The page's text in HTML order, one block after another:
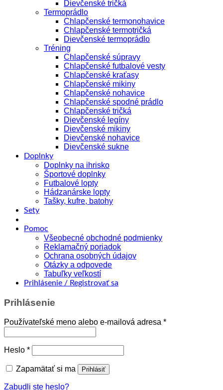
Dievčenské tričká
Termoprádlo
Chlapčenské termonohavice
Chlapčenské termotričká
Dievčenské termoprádlo
Tréning
Chlapčenské súpravy
Chlapčenské futbalové vesty
Chlapčenské kraťasy
Chlapčenské mikiny
Chlapčenské nohavice
Chlapčenské spodné prádlo
Chlapčenské tričká
Dievčenské legíny
Dievčenské mikiny
Dievčenské nohavice
Dievčenské sukne
Doplnky
Doplnky na ihrisko
Športové doplnky
Futbalové lopty
Hádzanárske lopty
Tašky, kufre, batohy
Sety
Pomoc
Všeobecné obchodné podmienky
Reklamačný poriadok
Ochrana osobných údajov
Otázky a odpovede
Tabuľky veľkostí
Prihlásenie / Registrovať sa
Prihlásenie
Používateľské meno alebo e-mailová adresa *Povinné
Heslo *Povinné
Zapamätať si ma Prihlásiť
Zabudli ste heslo?